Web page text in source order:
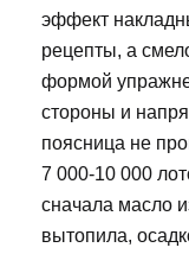
эффект
рецепты, а
формой
стороны и
поясница не
7 000-10 000
сначала масло
вытопила,